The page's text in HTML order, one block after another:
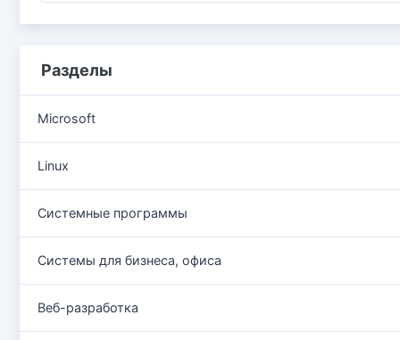
Разделы
Microsoft
Linux
Системные программы
Системы для бизнеса, офиса
Веб-разработка